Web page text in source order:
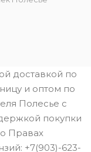
доставкой по
и оптом по
Полесье с
покупки
Правах
+7(903)-623-